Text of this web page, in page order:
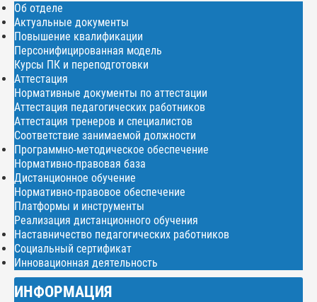
Об отделе
Актуальные документы
Повышение квалификации
Персонифицированная модель
Курсы ПК и переподготовки
Аттестация
Нормативные документы по аттестации
Аттестация педагогических работников
Аттестация тренеров и специалистов
Соответствие занимаемой должности
Программно-методическое обеспечение
Нормативно-правовая база
Дистанционное обучение
Нормативно-правовое обеспечение
Платформы и инструменты
Реализация дистанционного обучения
Наставничество педагогических работников
Социальный сертификат
Инновационная деятельность
ИНФОРМАЦИЯ